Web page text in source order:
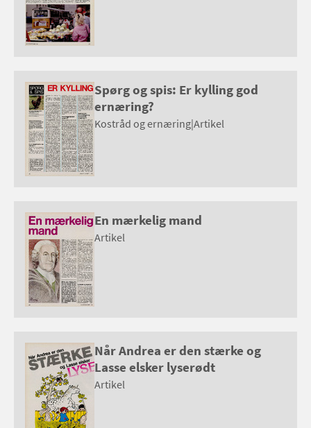
Spørg og spis: Er kylling god
ernæring?
Kostråd og ernæring|Artikel
En mærkelig mand
Artikel
Når Andrea er den stærke og
Lasse elsker lyserødt
Artikel